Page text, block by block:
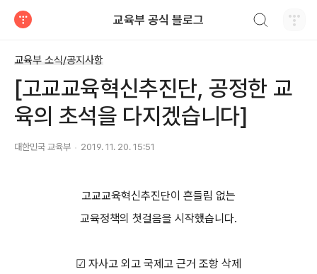
교육부 공식 블로그
교육부 소식/공지사항
[고교교육혁신추진단, 공정한 교
육의 초석을 다지겠습니다]
대한민국 교육부 2019. 11. 20. 15:51
고교교육혁신추진단이 흔들림 없는
교육정책의 첫걸음을 시작했습니다.
☑ 자사고 외고 국제고 근거 조항 삭제